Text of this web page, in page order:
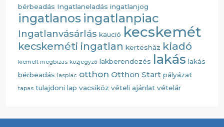
bérbeadás Ingatlaneladás ingatlanjog
ingatlanos ingatlanpiac
Ingatlanvásárlás kaució kecskemét
kecskeméti ingatlan kertesház kiadó
kiemelt megbizas közjegyző lakberendezés lakás lakás
bérbeadás laspiac otthon Otthon Start pályázat
tapas tulajdoni lap vacsiköz vételi ajánlat vételár